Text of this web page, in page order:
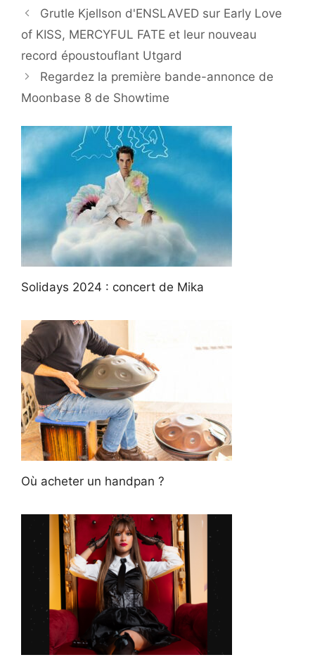
Grutle Kjellson d'ENSLAVED sur Early Love
of KISS, MERCYFUL FATE et leur nouveau
record époustouflant Utgard
Regardez la première bande-annonce de
Moonbase 8 de Showtime
Solidays 2024 : concert de Mika
Où acheter un handpan ?